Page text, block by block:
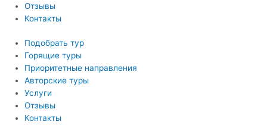
Отзывы
Контакты
Подобрать тур
Горящие туры
Приоритетные направления
Авторские туры
Услуги
Отзывы
Контакты